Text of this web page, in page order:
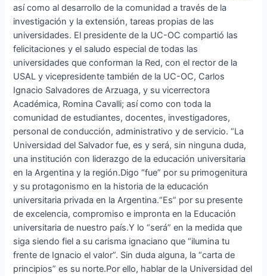
así como al desarrollo de la comunidad a través de la
investigación y la extensión, tareas propias de las
universidades. El presidente de la UC-OC compartió las
felicitaciones y el saludo especial de todas las
universidades que conforman la Red, con el rector de la
USAL y vicepresidente también de la UC-OC, Carlos
Ignacio Salvadores de Arzuaga, y su vicerrectora
Académica, Romina Cavalli; así como con toda la
comunidad de estudiantes, docentes, investigadores,
personal de conducción, administrativo y de servicio. “La
Universidad del Salvador fue, es y será, sin ninguna duda,
una institución con liderazgo de la educación universitaria
en la Argentina y la región.Digo “fue” por su primogenitura
y su protagonismo en la historia de la educación
universitaria privada en la Argentina.“Es” por su presente
de excelencia, compromiso e impronta en la Educación
universitaria de nuestro país.Y lo “será” en la medida que
siga siendo fiel a su carisma ignaciano que “ilumina tu
frente de Ignacio el valor”. Sin duda alguna, la “carta de
principios” es su norte.Por ello, hablar de la Universidad del